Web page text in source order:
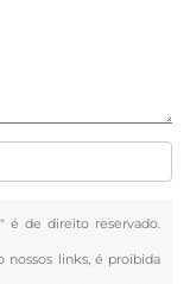
" é de direito reservado.
nossos links, é proibida